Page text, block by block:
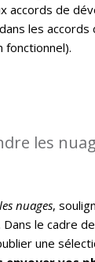
accords de
les accords
fonctionnel).
les
nuages,
le cadre
une